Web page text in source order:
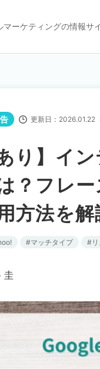
マーケティングの情報サ
あり】イ
？フレ
方法を解
更新日： 2026.01.22
マッチタイプ
圭